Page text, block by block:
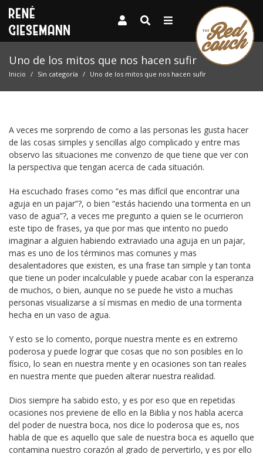
Uno de los mitos que nos hacen sufir
Inicio Sin categoría Uno de los mitos que nos hacen sufir
A veces me sorprendo de como a las personas les gusta hacer
de las cosas simples y sencillas algo complicado y entre mas
observo las situaciones me convenzo de que tiene que ver con
la perspectiva que tengan acerca de cada situación.
Ha escuchado frases como “es mas difícil que encontrar una
aguja en un pajar”?, o bien “estás haciendo una tormenta en un
vaso de agua”?, a veces me pregunto a quien se le ocurrieron
este tipo de frases, ya que por mas que intento no puedo
imaginar a alguien habiendo extraviado una aguja en un pajar,
mas es uno de los términos mas comunes y mas
desalentadores que existen, es una frase tan simple y tan tonta
que tiene un poder incalculable y puede acabar con la esperanza
de muchos, o bien, aunque no se puede he visto a muchas
personas visualizarse a sí mismas en medio de una tormenta
hecha en un vaso de agua.
Y esto se lo comento, porque nuestra mente es en extremo
poderosa y puede lograr que cosas que no son posibles en lo
físico, lo sean en nuestra mente y en ocasiones son tan reales
en nuestra mente que pueden alterar nuestra realidad.
Dios siempre ha sabido esto, y es por eso que en repetidas
ocasiones nos previene de ello en la Biblia y nos habla acerca
del poder de nuestra boca, nos dice lo poderosa que es, nos
habla de que es aquello que sale de nuestra boca es aquello que
contamina nuestro corazón al grado de pervertirlo, y es por ello